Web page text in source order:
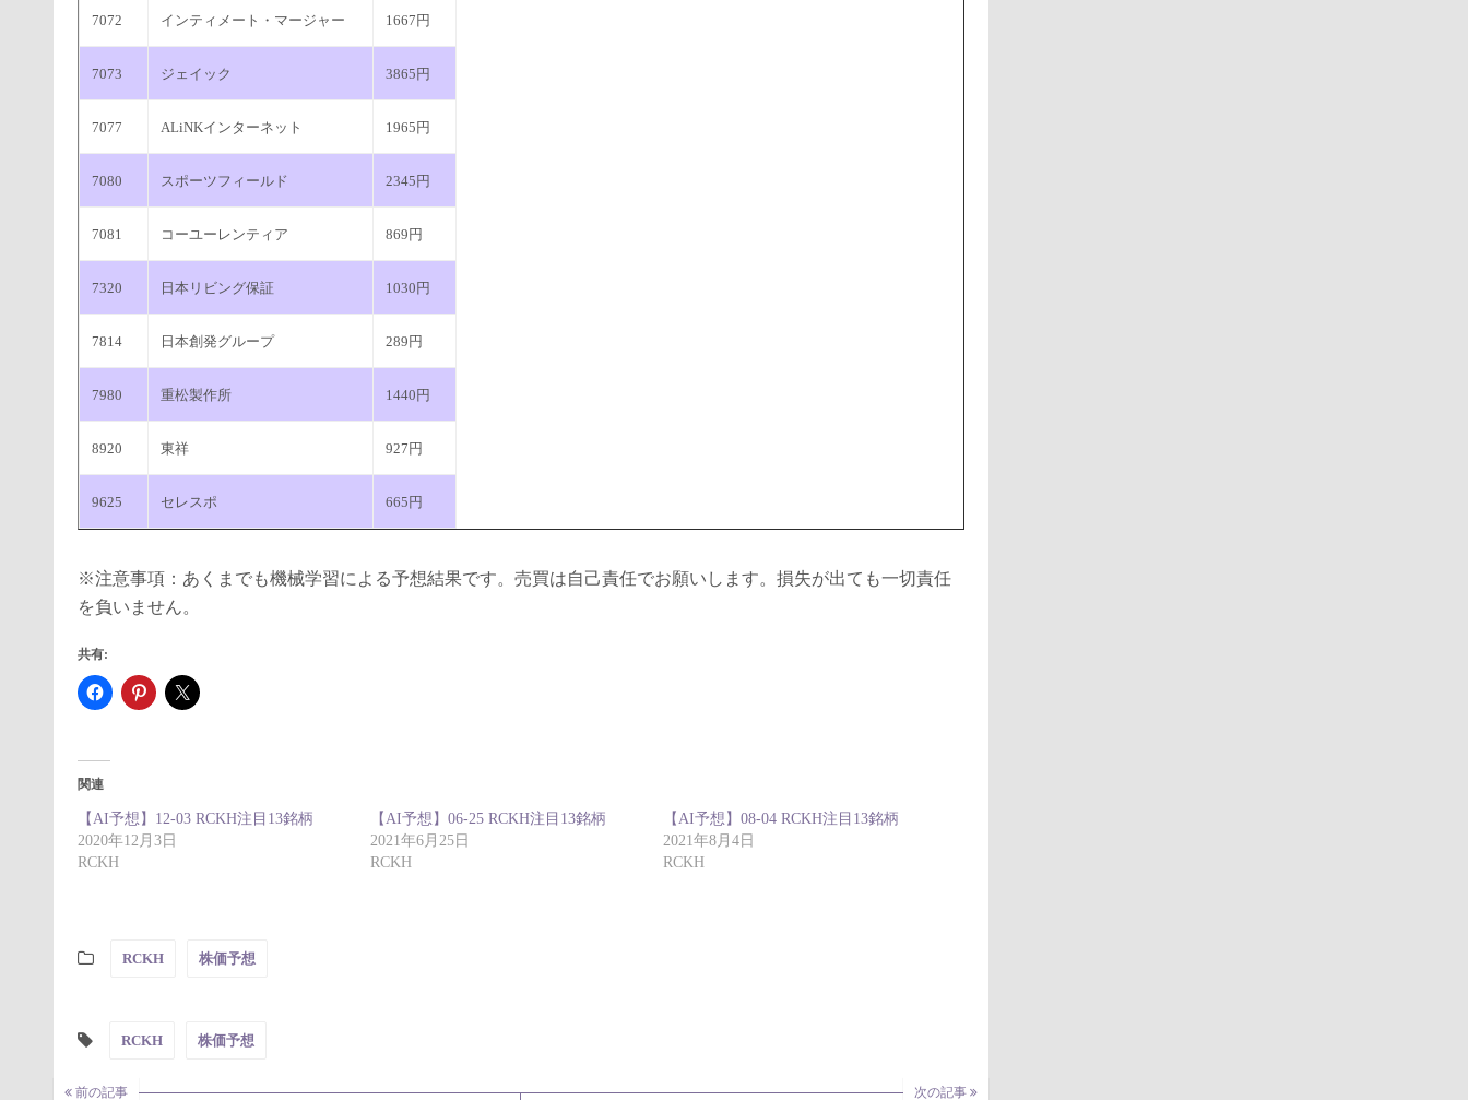
7072 インティメート・マージャー 1667円
7073 ジェイック 3865円
7077 ALiNKインターネット 1965円
7080 スポーツフィールド 2345円
7081 コーユーレンティア 869円
7320 日本リビング保証 1030円
7814 日本創発グループ 289円
7980 重松製作所 1440円
8920 東祥 927円
9625 セレスポ 665円
※注意事項：あくまでも機械学習による予想結果です。売買は自己責任でお願いします。損失が出ても一切責任
を負いません。
共有:
関連
【AI予想】12-03 RCKH注目13銘柄
2020年12月3日
RCKH
【AI予想】06-25 RCKH注目13銘柄
2021年6月25日
RCKH
【AI予想】08-04 RCKH注目13銘柄
2021年8月4日
RCKH
RCKH 株価予想
RCKH 株価予想
前の記事 次の記事